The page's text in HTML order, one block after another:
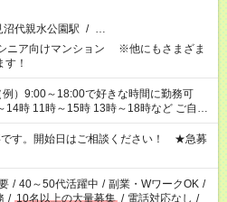
沼代親水公園駅 / …
ニア向けマンション ※他にもさまざま
！
）9:00～18:00で好きな時間に勤務可
14時 11時～15時 13時～18時など ご自身
務時間をご相談ください！ ★家庭の都合
が必要な場合も遠慮なくご相談くださ
です。開始日はご相談ください！ ★急募
/ 40～50代活躍中 / 副業・WワークOK /
/ 10名以上の大量募集 / 電話対応なし /